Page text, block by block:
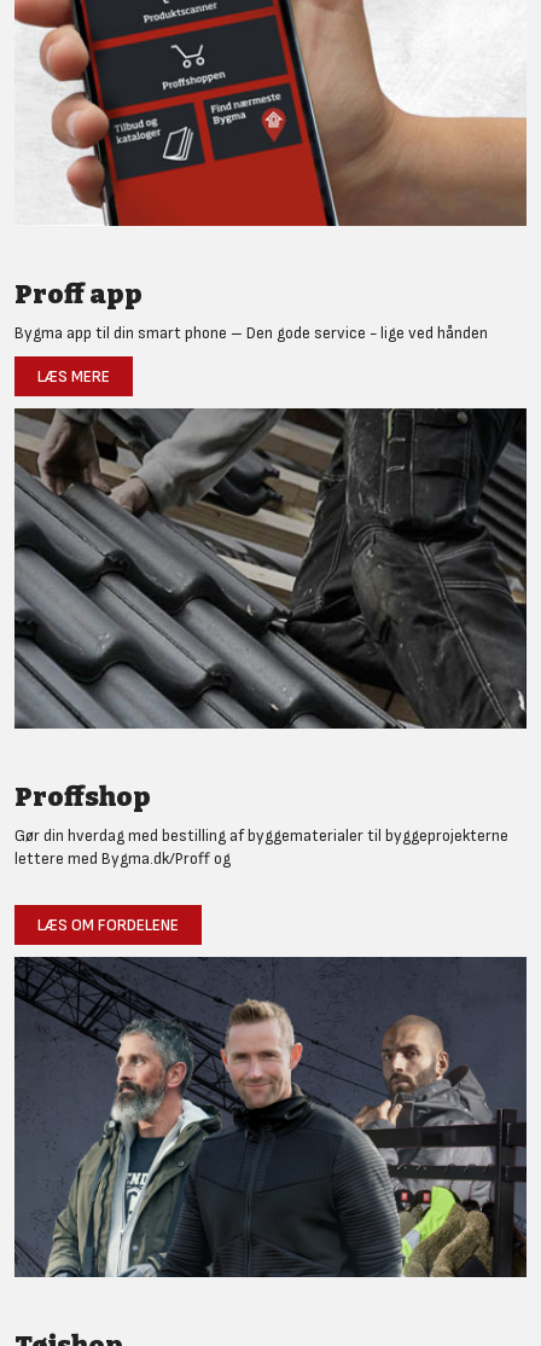
Proff app
Bygma app til din smart phone – Den gode service - lige ved hånden
LÆS MERE
Proffshop
Gør din hverdag med bestilling af byggematerialer til byggeprojekterne
lettere med Bygma.dk/Proff og
LÆS OM FORDELENE